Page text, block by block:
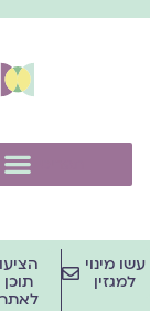
לתוכן
עשו מינוי
למגזין
הציעו
תוכן
לאתר